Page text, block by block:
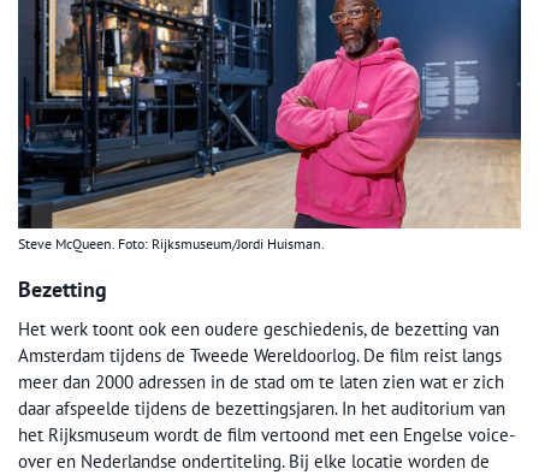
Steve McQueen. Foto: Rijksmuseum/Jordi Huisman.
Bezetting
Het werk toont ook een oudere geschiedenis, de bezetting van
Amsterdam tijdens de Tweede Wereldoorlog. De film reist langs
meer dan 2000 adressen in de stad om te laten zien wat er zich
daar afspeelde tijdens de bezettingsjaren. In het auditorium van
het Rijksmuseum wordt de film vertoond met een Engelse voice-
over en Nederlandse ondertiteling. Bij elke locatie worden de